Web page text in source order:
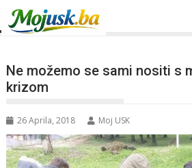
Ne možemo se sami nositi s
krizom
26 Aprila, 2018 Moj USK